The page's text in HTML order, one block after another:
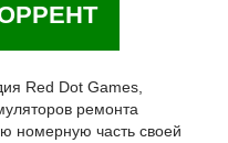
Red Dot Games,
ремонта
номерную часть своей